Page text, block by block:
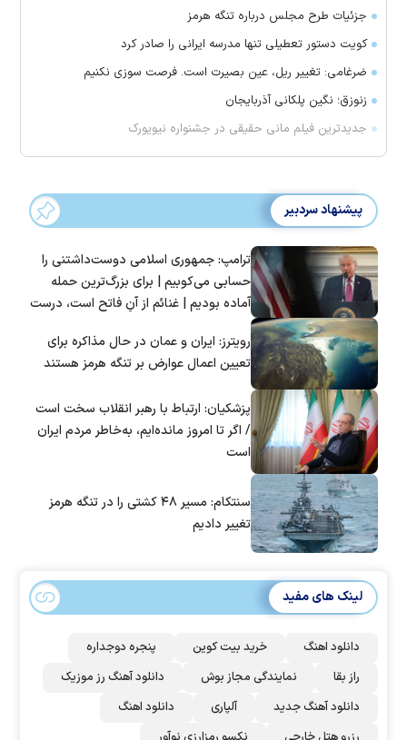
جزئیات طرح مجلس درباره تنگه هرمز
کویت دستور تعطیلی تنها مدرسه ایرانی را صادر کرد
ضرغامی: تغییر ریل، عین بصیرت است. فرصت سوزی نکنیم
زنوزق؛ نگین پلکانی آذربایجان
جدیدترین فیلم مانی حقیقی در جشنواره نیویورک
پیشنهاد سردبیر
ترامپ: جمهوری اسلامی دوست‌داشتنی را
حسابی می‌کوبیم | برای بزرگ‌ترین حمله
آماده بودیم | غنائم از آنِ فاتح است، درست
رویترز: ایران و عمان در حال مذاکره برای
تعیین اعمال عوارض بر تنگه هرمز هستند
پزشکیان: ارتباط با رهبر انقلاب سخت است
/ اگر تا امروز مانده‌ایم، به‌خاطر مردم ایران
است
سنتکام: مسیر ۴۸ کشتی را در تنگه هرمز
تغییر دادیم
لینک های مفید
دانلود اهنگ خرید بیت کوین
پنجره دوجداره
راز بقا
نمایندگی مجاز بوش
دانلود آهنگ رز‌ موزیک
دانلود آهنگ جدید
آلپاری
دانلود اهنگ